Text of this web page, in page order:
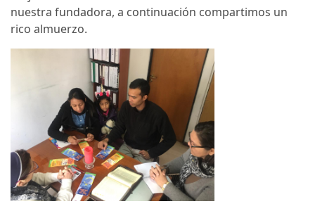
nuestra fundadora, a continuación compartimos un
rico almuerzo.